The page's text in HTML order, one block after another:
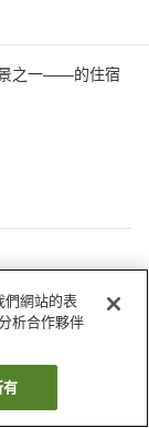
之一——的住宿
們網站的表
析合作夥伴
有